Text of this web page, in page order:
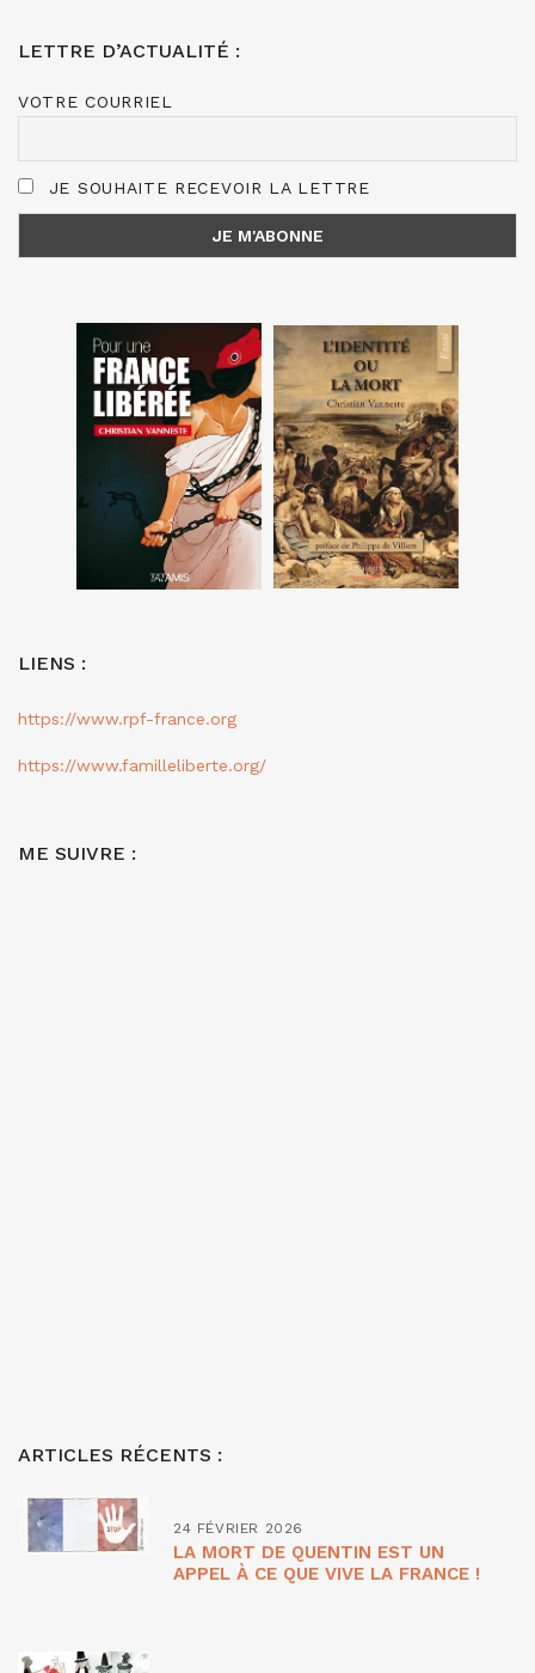
LETTRE D’ACTUALITÉ :
VOTRE COURRIEL
JE SOUHAITE RECEVOIR LA LETTRE
LIENS :
https://www.rpf-france.org
https://www.familleliberte.org/
ME SUIVRE :
ARTICLES RÉCENTS :
24 FÉVRIER 2026
LA MORT DE QUENTIN EST UN
APPEL À CE QUE VIVE LA FRANCE !